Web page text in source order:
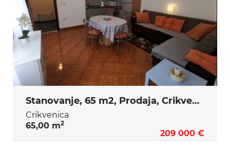
Stanovanje, 65 m2, Prodaja, Crikvenica
Crikvenica
65,00 m2
209 000 €